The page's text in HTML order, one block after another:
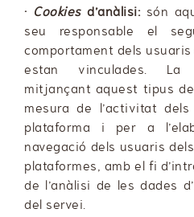
· Cookiesd’anàlisi: són
seu responsable el
comportament dels
estan vinculades. La
mitjançant aquest tipus de
mesura de l’activitat
plataforma i per a
navegació dels usuaris
plataformes, amb el fi
de l’anàlisi de les dades
del servei.